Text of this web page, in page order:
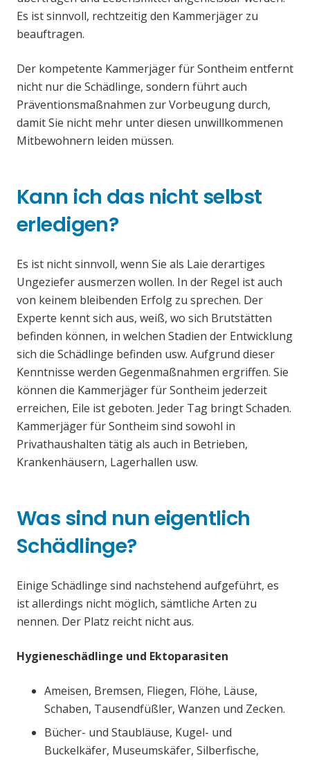
Es ist sinnvoll, rechtzeitig den Kammerjäger zu
beauftragen.
Der kompetente Kammerjäger für Sontheim entfernt
nicht nur die Schädlinge, sondern führt auch
Präventionsmaßnahmen zur Vorbeugung durch,
damit Sie nicht mehr unter diesen unwillkommenen
Mitbewohnern leiden müssen.
Kann ich das nicht selbst
erledigen?
Es ist nicht sinnvoll, wenn Sie als Laie derartiges
Ungeziefer ausmerzen wollen. In der Regel ist auch
von keinem bleibenden Erfolg zu sprechen. Der
Experte kennt sich aus, weiß, wo sich Brutstätten
befinden können, in welchen Stadien der Entwicklung
sich die Schädlinge befinden usw. Aufgrund dieser
Kenntnisse werden Gegenmaßnahmen ergriffen. Sie
können die Kammerjäger für Sontheim jederzeit
erreichen, Eile ist geboten. Jeder Tag bringt Schaden.
Kammerjäger für Sontheim sind sowohl in
Privathaushalten tätig als auch in Betrieben,
Krankenhäusern, Lagerhallen usw.
Was sind nun eigentlich
Schädlinge?
Einige Schädlinge sind nachstehend aufgeführt, es
ist allerdings nicht möglich, sämtliche Arten zu
nennen. Der Platz reicht nicht aus.
Hygieneschädlinge und Ektoparasiten
Ameisen, Bremsen, Fliegen, Flöhe, Läuse,
Schaben, Tausendfüßler, Wanzen und Zecken.
Bücher- und Staubläuse, Kugel- und
Buckelkäfer, Museumskäfer, Silberfische,